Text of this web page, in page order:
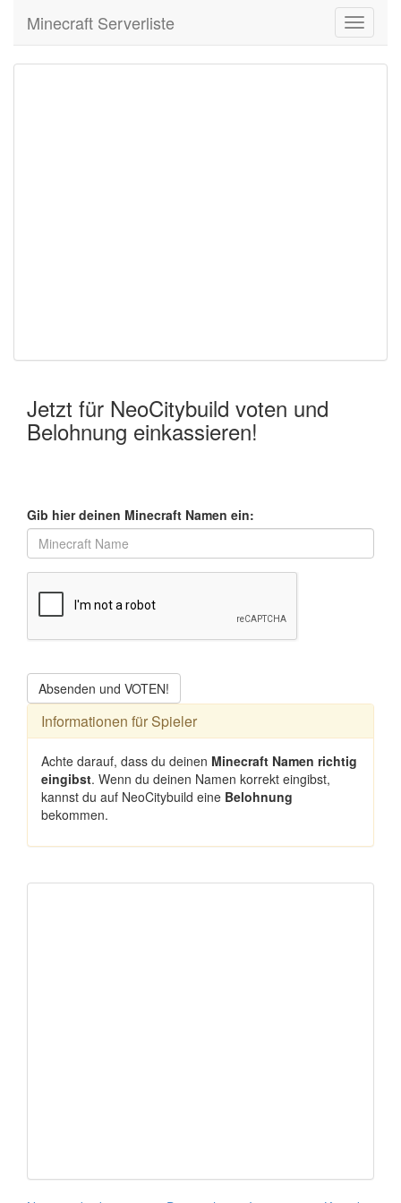
Toggle
Minecraft Serverliste
Jetzt für NeoCitybuild voten und
Belohnung einkassieren!
Gib hier deinen Minecraft Namen ein:
Absenden und VOTEN!
Informationen für Spieler
Achte darauf, dass du deinen Minecraft Namen richtig
eingibst. Wenn du deinen Namen korrekt eingibst,
kannst du auf NeoCitybuild eine Belohnung
bekommen.